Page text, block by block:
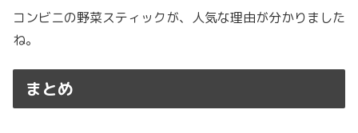
コンビニの野菜スティックが、人気な理由が分かりました
ね。
まとめ